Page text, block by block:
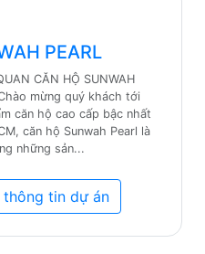
PEARL
CĂN HỘ SUNWAH
mừng quý khách tới
căn hộ cao cấp bậc nhất
căn hộ Sunwah Pearl là
những sản...
thông tin dự án